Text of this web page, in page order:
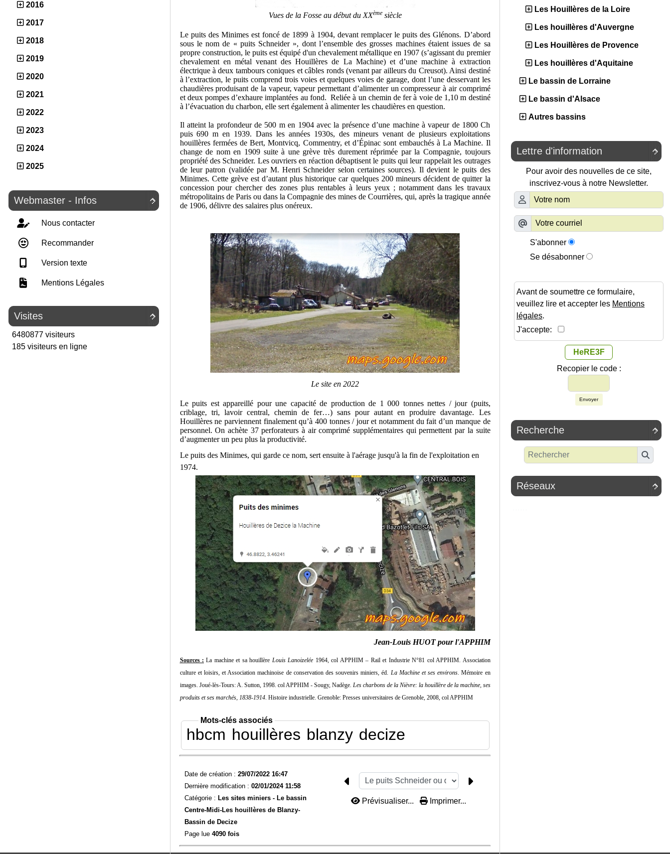
2016
2017
2018
2019
2020
2021
2022
2023
2024
2025

Webmaster - Infos
Nous contacter
Recommander
Version texte
Mentions Légales

Visites
6480877 visiteurs
185 visiteurs en ligne
Vues de la Fosse au début du XXèmesiècle
Le puits des Minimes est foncé de 1899 à 1904, devant remplacer le puits des Glénons. D’abord
sous le nom de « puits Schneider », dont l’ensemble des grosses machines étaient issues de sa
propre construction, le puits est équipé d'un chevalement métallique en 1907 (s’agissant du premier
chevalement en métal venant des Houillères de La Machine) et d’une machine à extraction
électrique à deux tambours coniques et câbles ronds (venant par ailleurs du Creusot). Ainsi destiné
à l’extraction, le puits comprend trois voies et quelques voies de garage, dont l’une desservant les
chaudières produisant de la vapeur, vapeur permettant d’alimenter un compresseur à air comprimé
et deux pompes d’exhaure implantées au fond. Reliée à un chemin de fer à voie de 1,10 m destiné
à l’évacuation du charbon, elle sert également à alimenter les chaudières en question.
Il atteint la profondeur de 500 m en 1904 avec la présence d’une machine à vapeur de 1800 Ch
puis 690 m en 1939. Dans les années 1930s, des mineurs venant de plusieurs exploitations
houillères fermées de Bert, Montvicq, Commentry, et d’Épinac sont embauchés à La Machine. Il
change de nom en 1909 suite à une grève très durement réprimée par la Compagnie, toujours
propriété des Schneider. Les ouvriers en réaction débaptisent le puits qui leur rappelait les outrages
de leur patron (validée par M. Henri Schneider selon certaines sources). Il devient le puits des
Minimes. Cette grève est d’autant plus historique car quelques 200 mineurs décident de quitter la
concession pour chercher des zones plus rentables à leurs yeux ; notamment dans les travaux
métropolitains de Paris ou dans la Compagnie des mines de Courrières, qui, après la tragique année
de 1906, délivre des salaires plus onéreux.
Le site en 2022
Le puits est appareillé pour une capacité de production de 1 000 tonnes nettes / jour (puits,
criblage, tri, lavoir central, chemin de fer…) sans pour autant en produire davantage. Les
Houillères ne parviennent finalement qu’à 400 tonnes / jour et notamment du fait d’un manque de
personnel. On achète 37 perforateurs à air comprimé supplémentaires qui permettent par la suite
d’augmenter un peu plus la productivité.
Le puits des Minimes, qui garde ce nom, sert ensuite à l'aérage jusqu'à la fin de l'exploitation en
1974.
Jean-Louis HUOT pour l'APPHIM
Sources : La machine et sa houillère Louis Lanoizelée 1964, col APPHIM – Rail et Industrie N°81 col APPHIM. Association
culture et loisirs, et Association machinoise de conservation des souvenirs miniers, éd. La Machine et ses environs. Mémoire en
images. Joué-lès-Tours: A. Sutton, 1998. col APPHIM - Sougy, Nadège. Les charbons de la Nièvre: la houillère de la machine, ses
produits et ses marchés, 1838-1914. Histoire industrielle. Grenoble: Presses universitaires de Grenoble, 2008, col APPHIM
Mots-clés associés
hbcm houillères blanzy decize
Date de création : 29/07/2022 16:47
Dernière modification : 02/01/2024 11:58
Catégorie : Les sites miniers - Le bassin
Centre-Midi-Les houillères de Blanzy-
Bassin de Decize
Page lue 4090 fois
Prévisualiser... Imprimer...
Les Houillères de la Loire
Les houillères d'Auvergne
Les Houillères de Provence
Les houillères d'Aquitaine
Le bassin de Lorraine
Le bassin d'Alsace
Autres bassins

Lettre d'information
Pour avoir des nouvelles de ce site,
inscrivez-vous à notre Newsletter.
S'abonner
Se désabonner
Avant de soumettre ce formulaire,
veuillez lire et accepter les Mentions
légales.
J'accepte:
HeRE3F
Recopier le code :
Envoyer

Recherche

Réseaux